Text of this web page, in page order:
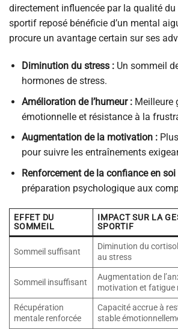
directement influencée par la qualité du
sportif reposé bénéficie d’un mental
procure un avantage certain sur ses
Diminution du stress :Un sommeil
hormones de stress.
Amélioration de l’humeur :Meilleure
émotionnelle et résistance à la
Augmentation de la motivation :Plus
pour suivre les entraînements
Renforcement de la confiance en soi
préparation psychologique aux
EFFET DU
SOMMEIL
IMPACT SUR LA
SPORTIF
Sommeil suffisant
Diminution du
au stress
Sommeil insuffisant
Augmentation de
motivation et fatigue
Récupération
mentale renforcée
Capacité accrue à
stable